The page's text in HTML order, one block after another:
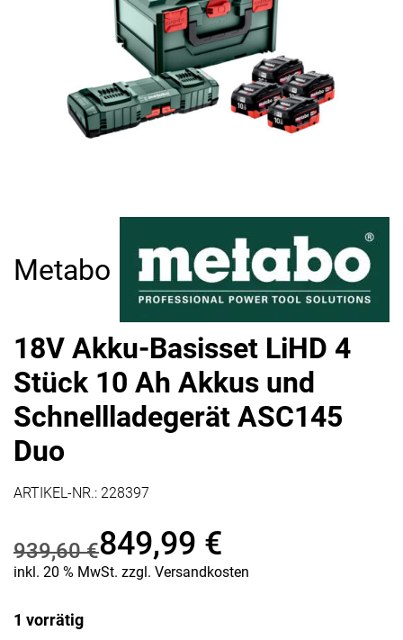
Metabo
18V Akku-Basisset LiHD 4
Stück 10 Ah Akkus und
Schnellladegerät ASC145
Duo
ARTIKEL-NR.: 228397
939,60€
Ursprünglicher
Preis
849,99 €
Aktueller
Preis
inkl. 20 % MwSt. zzgl. Versandkosten
1 vorrätig